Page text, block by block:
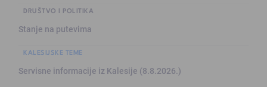
DRUŠTVO I POLITIKA
Stanje na putevima
KALESIJSKE TEME
Servisne informacije iz Kalesije (8.8.2026.)